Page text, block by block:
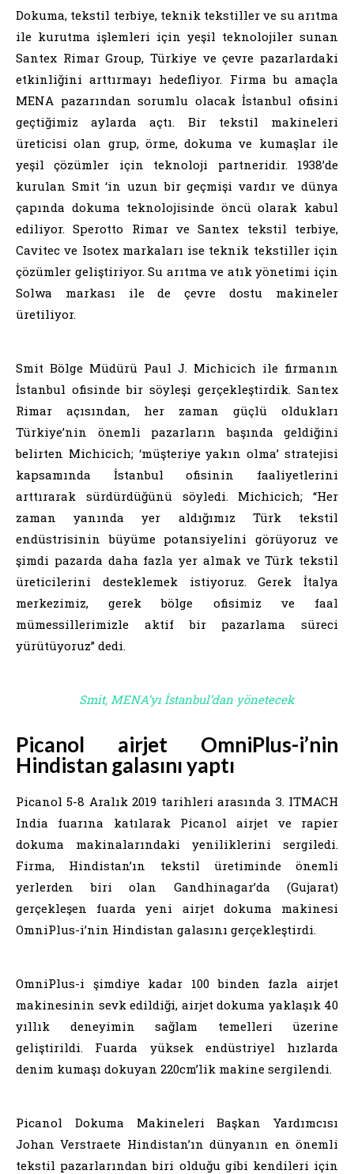
Dokuma, tekstil terbiye, teknik tekstiller ve su arıtma
ile kurutma işlemleri için yeşil teknolojiler sunan
Santex Rimar Group, Türkiye ve çevre pazarlardaki
etkinliğini arttırmayı hedefliyor. Firma bu amaçla
MENA pazarından sorumlu olacak İstanbul ofisini
geçtiğimiz aylarda açtı. Bir tekstil makineleri
üreticisi olan grup, örme, dokuma ve kumaşlar ile
yeşil çözümler için teknoloji partneridir. 1938’de
kurulan Smit ‘in uzun bir geçmişi vardır ve dünya
çapında dokuma teknolojisinde öncü olarak kabul
ediliyor. Sperotto Rimar ve Santex tekstil terbiye,
Cavitec ve Isotex markaları ise teknik tekstiller için
çözümler geliştiriyor. Su arıtma ve atık yönetimi için
Solwa markası ile de çevre dostu makineler
üretiliyor.
Smit Bölge Müdürü Paul J. Michicich ile firmanın
İstanbul ofisinde bir söyleşi gerçekleştirdik. Santex
Rimar açısından, her zaman güçlü oldukları
Türkiye’nin önemli pazarların başında geldiğini
belirten Michicich; ‘müşteriye yakın olma’ stratejisi
kapsamında İstanbul ofisinin faaliyetlerini
arttırarak sürdürdüğünü söyledi. Michicich; “Her
zaman yanında yer aldığımız Türk tekstil
endüstrisinin büyüme potansiyelini görüyoruz ve
şimdi pazarda daha fazla yer almak ve Türk tekstil
üreticilerini desteklemek istiyoruz. Gerek İtalya
merkezimiz, gerek bölge ofisimiz ve faal
mümessillerimizle aktif bir pazarlama süreci
yürütüyoruz” dedi.
Smit, MENA’yı İstanbul’dan yönetecek
Picanol airjet OmniPlus-i’nin
Hindistan galasını yaptı
Picanol 5-8 Aralık 2019 tarihleri arasında 3. ITMACH
India fuarına katılarak Picanol airjet ve rapier
dokuma makinalarındaki yeniliklerini sergiledi.
Firma, Hindistan’ın tekstil üretiminde önemli
yerlerden biri olan Gandhinagar’da (Gujarat)
gerçekleşen fuarda yeni airjet dokuma makinesi
OmniPlus-i’nin Hindistan galasını gerçekleştirdi.
OmniPlus-i şimdiye kadar 100 binden fazla airjet
makinesinin sevk edildiği, airjet dokuma yaklaşık 40
yıllık deneyimin sağlam temelleri üzerine
geliştirildi. Fuarda yüksek endüstriyel hızlarda
denim kumaşı dokuyan 220cm’lik makine sergilendi.
Picanol Dokuma Makineleri Başkan Yardımcısı
Johan Verstraete Hindistan’ın dünyanın en önemli
tekstil pazarlarından biri olduğu gibi kendileri için